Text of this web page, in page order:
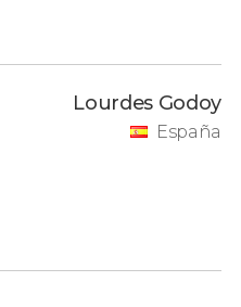
Lourdes Godoy
España